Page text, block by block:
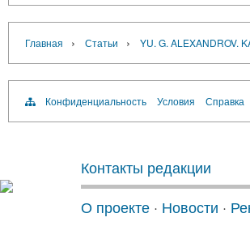
Главная › Статьи › YU. G. ALEXANDROV.
Конфиденциальность Условия Справка
Контакты редакции
О проекте · Новости ·